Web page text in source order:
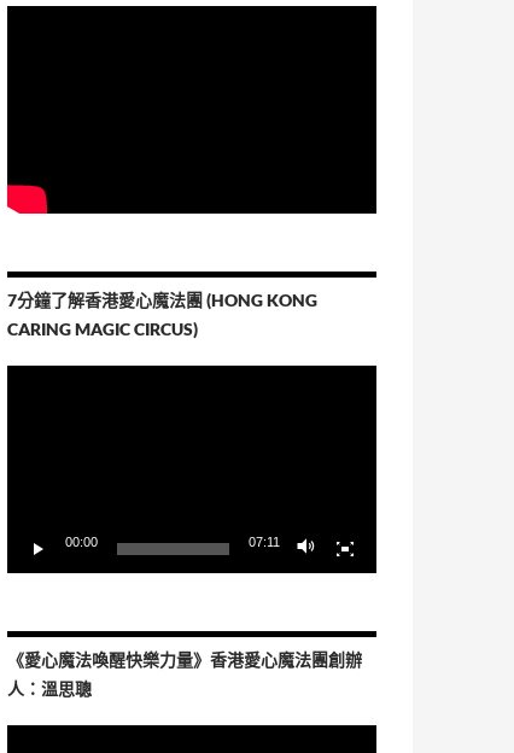
7分鐘了解香港愛心魔法團 (HONG KONG
CARING MAGIC CIRCUS)
00:00 07:11
《愛心魔法喚醒快樂力量》香港愛心魔法團創辦
人：溫思聰